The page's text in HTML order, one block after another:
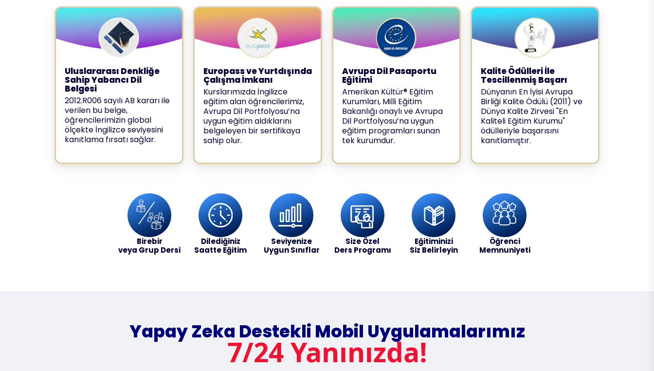
Uluslararası Denkliğe
Sahip Yabancı Dil
Belgesi
2012.R006 sayılı AB kararı ile
verilen bu belge,
öğrencilerimizin global
ölçekte İngilizce seviyesini
kanıtlama fırsatı sağlar.
Europass ve Yurtdışında
Çalışma İmkanı
Kurslarımızda İngilizce
eğitim alan öğrencilerimiz,
Avrupa Dil Portfolyosu’na
uygun eğitim aldıklarını
belgeleyen bir sertifikaya
sahip olur.
Avrupa Dil Pasaportu
Eğitimi
Amerikan Kültür® Eğitim
Kurumları, Milli Eğitim
Bakanlığı onaylı ve Avrupa
Dil Portfolyosu’na uygun
eğitim programları sunan
tek kurumdur.
Kalite Ödülleri İle
Tescillenmiş Başarı
Dünyanın En İyisi Avrupa
Birliği Kalite Ödülü (2011) ve
Dünya Kalite Zirvesi "En
Kaliteli Eğitim Kurumu"
ödülleriyle başarısını
kanıtlamıştır.
Birebir
veya Grup Dersi
Dilediğiniz
Saatte Eğitim
Seviyenize
Uygun Sınıflar
Size Özel
Ders Programı
Eğitiminizi
Siz Belirleyin
Öğrenci
Memnuniyeti
Yapay Zeka Destekli Mobil Uygulamalarımız
7/24 Yanınızda!